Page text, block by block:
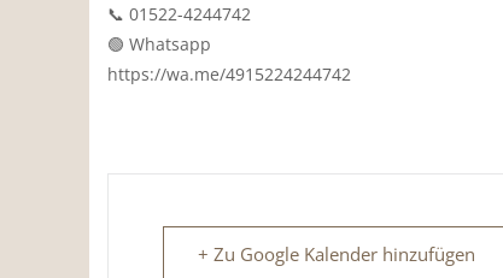
📞 01522-4244742
🟢 Whatsapp
https://wa.me/4915224244742
+ Zu Google Kalender hinzufügen